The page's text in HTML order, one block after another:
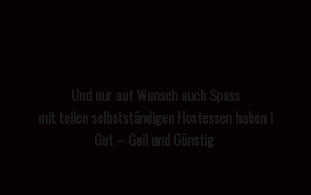
Und nur auf Wunsch auch Spass
mit tollen selbstständigen Hostessen haben !
Gut – Geil und Günstig